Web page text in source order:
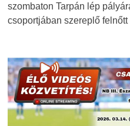
szombaton Tarpán lép
csoportjában szereplő